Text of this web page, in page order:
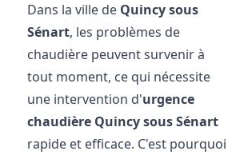
Dans la ville de Quincy sous
Sénart, les problèmes de
chaudière peuvent survenir à
tout moment, ce qui nécessite
une intervention d'urgence
chaudière Quincy sous Sénart
rapide et efficace. C'est pourquoi